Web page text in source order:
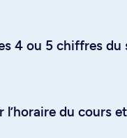
4 ou 5 chiffres du
du cours